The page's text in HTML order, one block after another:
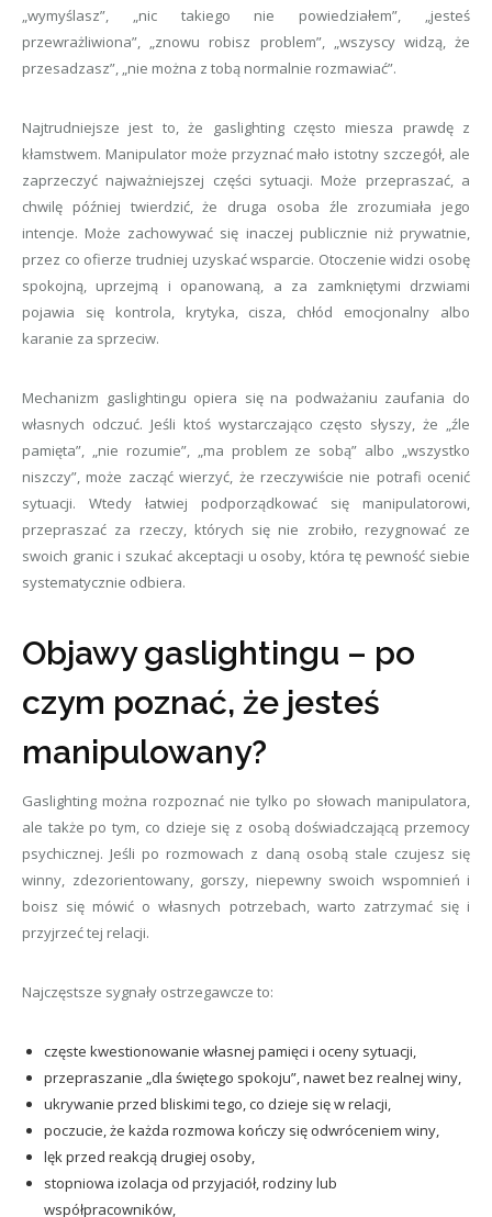
„wymyślasz”, „nic takiego nie powiedziałem”, „jesteś
przewrażliwiona”, „znowu robisz problem”, „wszyscy widzą, że
przesadzasz”, „nie można z tobą normalnie rozmawiać”.
Najtrudniejsze jest to, że gaslighting często miesza prawdę z
kłamstwem. Manipulator może przyznać mało istotny szczegół, ale
zaprzeczyć najważniejszej części sytuacji. Może przepraszać, a
chwilę później twierdzić, że druga osoba źle zrozumiała jego
intencje. Może zachowywać się inaczej publicznie niż prywatnie,
przez co ofierze trudniej uzyskać wsparcie. Otoczenie widzi osobę
spokojną, uprzejmą i opanowaną, a za zamkniętymi drzwiami
pojawia się kontrola, krytyka, cisza, chłód emocjonalny albo
karanie za sprzeciw.
Mechanizm gaslightingu opiera się na podważaniu zaufania do
własnych odczuć. Jeśli ktoś wystarczająco często słyszy, że „źle
pamięta”, „nie rozumie”, „ma problem ze sobą” albo „wszystko
niszczy”, może zacząć wierzyć, że rzeczywiście nie potrafi ocenić
sytuacji. Wtedy łatwiej podporządkować się manipulatorowi,
przepraszać za rzeczy, których się nie zrobiło, rezygnować ze
swoich granic i szukać akceptacji u osoby, która tę pewność siebie
systematycznie odbiera.
Objawy gaslightingu – po
czym poznać, że jesteś
manipulowany?
Gaslighting można rozpoznać nie tylko po słowach manipulatora,
ale także po tym, co dzieje się z osobą doświadczającą przemocy
psychicznej. Jeśli po rozmowach z daną osobą stale czujesz się
winny, zdezorientowany, gorszy, niepewny swoich wspomnień i
boisz się mówić o własnych potrzebach, warto zatrzymać się i
przyjrzeć tej relacji.
Najczęstsze sygnały ostrzegawcze to:
częste kwestionowanie własnej pamięci i oceny sytuacji,
przepraszanie „dla świętego spokoju”, nawet bez realnej winy,
ukrywanie przed bliskimi tego, co dzieje się w relacji,
poczucie, że każda rozmowa kończy się odwróceniem winy,
lęk przed reakcją drugiej osoby,
stopniowa izolacja od przyjaciół, rodziny lub
współpracowników,